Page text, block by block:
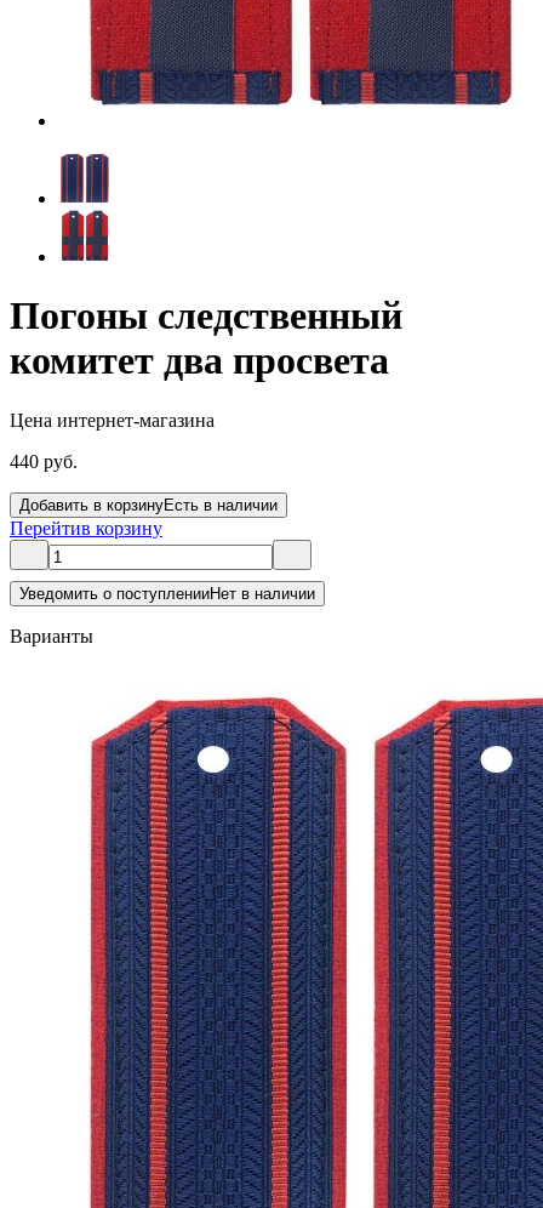
Погоны следственный
комитет два просвета
Цена интернет-магазина
440 руб.
Добавить в корзинуЕсть в наличии
Перейтив корзину
Уведомить о поступленииНет в наличии
Варианты